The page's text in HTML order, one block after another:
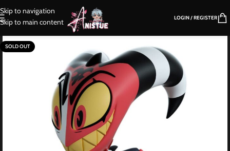
Skip to navigation
Skip to main content
LOGIN / REGISTER
SOLD OUT